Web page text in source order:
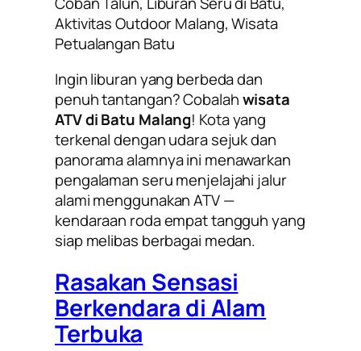
Aktivitas Outdoor Malang, Wisata
Petualangan Batu
Ingin liburan yang berbeda dan
penuh tantangan? Cobalahwisata
ATV di Batu Malang! Kota yang
terkenal dengan udara sejuk dan
panorama alamnya ini menawarkan
pengalaman seru menjelajahi jalur
alami menggunakan ATV —
kendaraan roda empat tangguh yang
siap melibas berbagai medan.
Rasakan Sensasi
Berkendara di Alam
Terbuka